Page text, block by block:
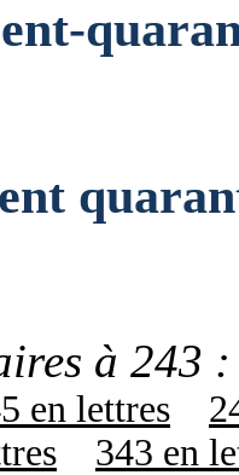
à 243 :
en lettres
343 en